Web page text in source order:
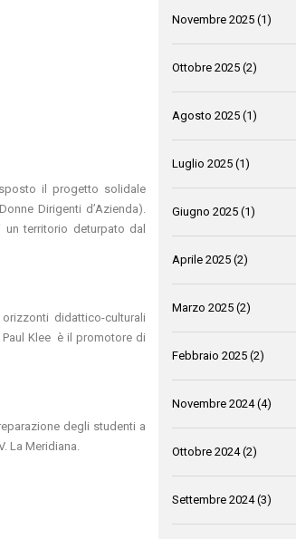
il progetto solidale
Dirigenti d’Azienda).
territorio deturpato dal
didattico-culturali
Klee è il promotore di
degli studenti a
La Meridiana.
Novembre 2025 (1)
Ottobre 2025 (2)
Agosto 2025 (1)
Luglio 2025 (1)
Giugno 2025 (1)
Aprile 2025 (2)
Marzo 2025 (2)
Febbraio 2025 (2)
Novembre 2024(4)
Ottobre 2024(2)
Settembre 2024(3)